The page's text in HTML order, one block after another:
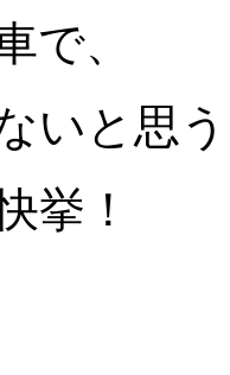
で、
いと思
挙！